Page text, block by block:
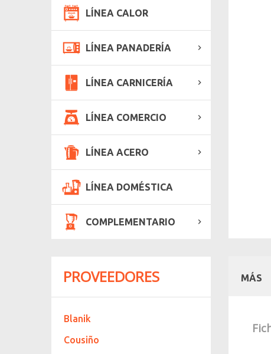
MÁS
LÍNEA CALOR
LÍNEA PANADERÍA
LÍNEA CARNICERÍA
LÍNEA COMERCIO
LÍNEA ACERO
LÍNEA DOMÉSTICA
COMPLEMENTARIO
PROVEEDORES
Blanik
Cousiño